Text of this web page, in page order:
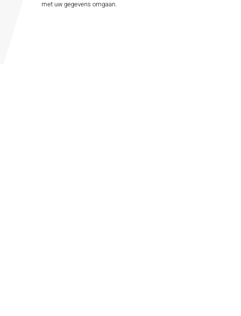
met uw gegevens omgaan.